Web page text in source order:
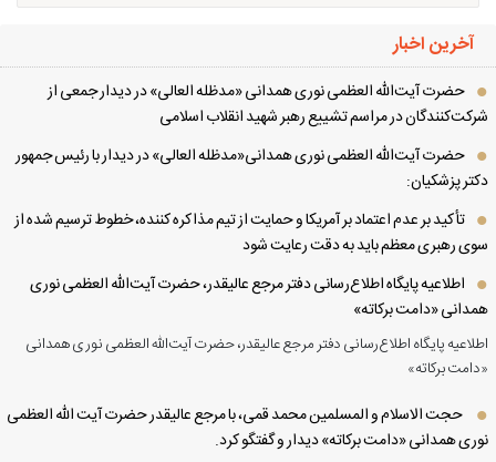
آخرین اخبار
حضرت آیت‌الله العظمی نوری همدانی «مدظله العالی» در دیدار جمعی از
در مراسم تشییع رهبر شهید انقلاب اسلامی
حضرت آیت‌الله العظمی نوری همدانی«مدظله العالی» در دیدار با رئیس جمهور
پزشکیان:
تأکید بر عدم اعتماد بر آمریکا و حمایت از تیم مذاکره کننده، خطوط ترسیم شده از
رهبری معظم باید به دقت رعایت شود
اطلاعیه پایگاه اطلاع‌رسانی دفتر مرجع عالیقدر، حضرت آیت‌الله العظمی نوری
«دامت برکاته»
پایگاه اطلاع‌رسانی دفتر مرجع عالیقدر، حضرت آیت‌الله العظمی نوری همدانی
برکاته»
حجت الاسلام و المسلمین محمد قمی، با مرجع عالیقدر حضرت آیت الله العظمی
همدانی «دامت برکاته» دیدار و گفتگو کرد.